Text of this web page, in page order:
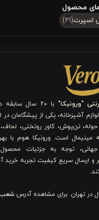
را تکمیل کند.
دارای خواص
تعریق شبانه جلوگیری کرده و
یک مزیت بزرگ محسوب می‌شود.
باعث می‌شوند که لحاف
دارند و باعث طول عمر بالای
محصول
اسپرت(21)
"ورونیکا"
با ۲۰ سال
آشپزخانه، یکی از پیشگامان در
تن‌پوش، کاور روتختی،
مینیمال است. ورونیکا هوم با
جهانی، توجه به جزئیات
و ارسال سریع کیفیت تجربه خرید